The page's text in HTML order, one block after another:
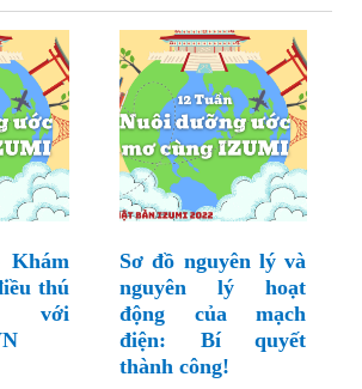
Khám
thú
Sơ đồ nguyên lý và
nguyên lý hoạt
động của mạch
điện: Bí quyết
thành công!